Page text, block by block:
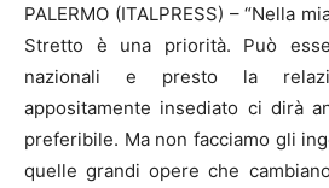
PALERMO (ITALPRESS) – “Nella
Stretto è una priorità. Può
nazionali e presto la
appositamente insediato ci dirà
preferibile. Ma non facciamo gli
quelle grandi opere che